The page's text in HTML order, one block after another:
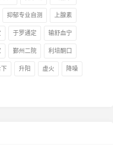
抑郁专业自测 上腺素
于罗通定 输舒血宁
鄞州二院 利培酮口
升阳 虚火 降噪